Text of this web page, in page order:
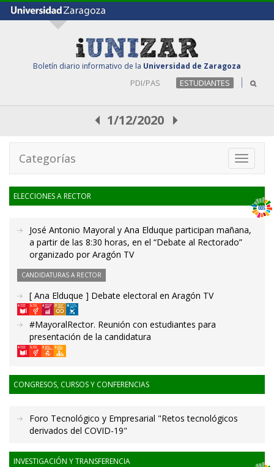
Boletín diario informativo de la Universidad de Zaragoza
PDI/PAS ESTUDIANTES
1/12/2020
Toggle
Categorías
ELECCIONES A RECTOR
José Antonio Mayoral y Ana Elduque participan mañana,
a partir de las 8:30 horas, en el “Debate al Rectorado”
organizado por Aragón TV
CANDIDATURAS A RECTOR
[ Ana Elduque ] Debate electoral en Aragón TV
#MayoralRector. Reunión con estudiantes para
presentación de la candidatura
CONGRESOS, CURSOS Y CONFERENCIAS
Foro Tecnológico y Empresarial "Retos tecnológicos
derivados del COVID-19"
INVESTIGACIÓN Y TRANSFERENCIA